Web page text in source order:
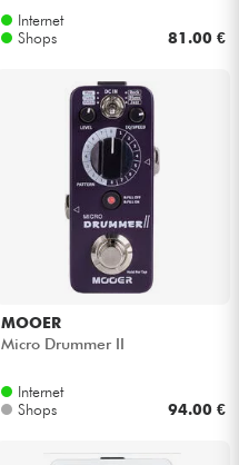
Internet
Shops
81.00 €
MOOER
Micro Drummer II
Internet
Shops
94.00 €